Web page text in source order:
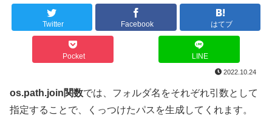
Twitter Facebook はてブ
Pocket LINE
2022.10.24
os.path.join関数では、フォルダ名をそれぞれ引数として
指定することで、くっつけたパスを生成してくれます。